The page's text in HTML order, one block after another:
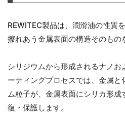
REWITEC製品は、潤滑油の性質
擦れあう金属表面の構造そのもの
シリジウムから形成されるナノお
ーティングプロセスでは、金属と
ム粒子が、金属表面にシリカ形成
復・保護します。